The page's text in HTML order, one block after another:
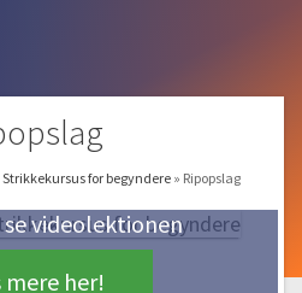
for begyndere » Ripopslag
videolektionen
her!